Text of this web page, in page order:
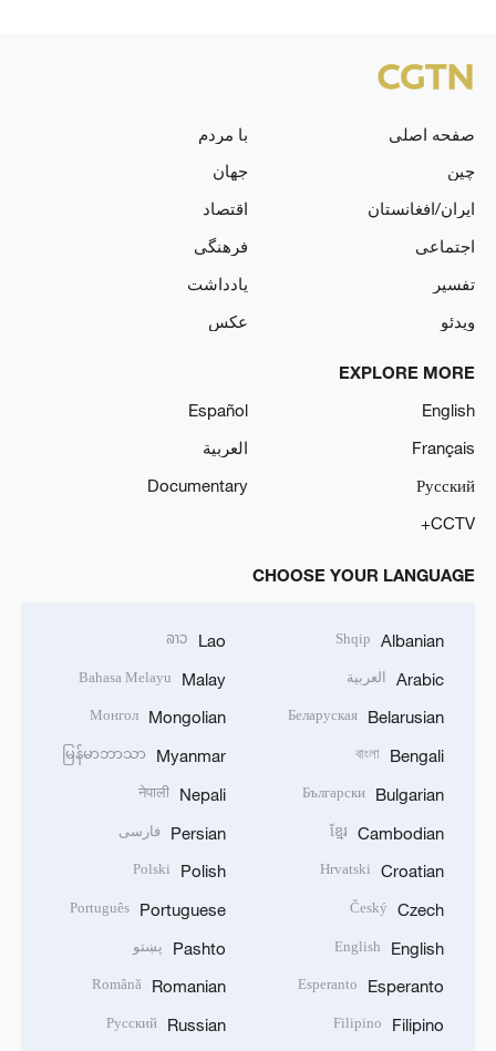
صفحه اصلی
با مردم
چین
جهان
ایران/افغانستان
اقتصاد
اجتماعی
فرهنگی
تفسیر
یادداشت
ویدئو
عکس
EXPLORE MORE
English
Español
Français
العربية
Русский
Documentary
CCTV+
CHOOSE YOUR LANGUAGE
Albanian
Shqip
Arabic العربية
Belarusian
Беларуская
Bengali
বাংলা
Bulgarian
Български
Cambodian
ខ្មែរ
Croatian
Hrvatski
Czech
Český
English
English
Esperanto
Esperanto
Filipino
Filipino
Lao
ລາວ
Malay
Bahasa Melayu
Mongolian
Монгол
Myanmar
မြန်မာဘာသာ
Nepali
नेपाली
Persian فارسی
Polish
Polski
Portuguese
Português
Pashto پښتو
Romanian
Română
Russian
Русский